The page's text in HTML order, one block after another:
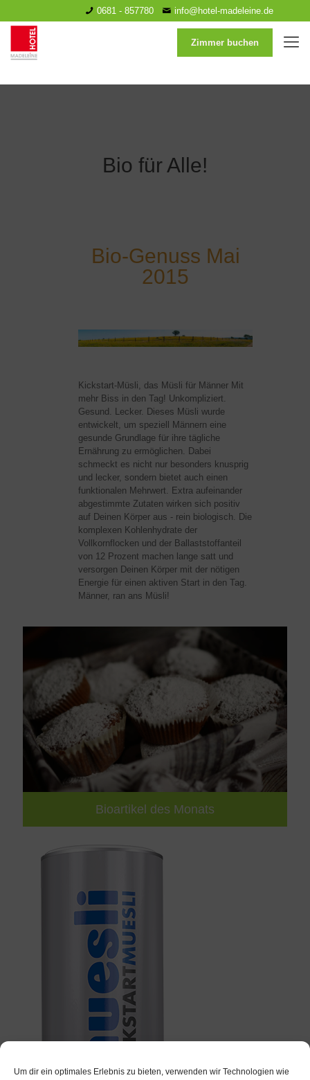
Um dir ein optimales Erlebnis zu bieten, verwenden wir Technologien wie
0681 - 857780 info@hotel-madeleine.de
Zimmer buchen
Bio für Alle!
Bio-Genuss Mai
2015
Kickstart-Müsli, das Müsli für Männer Mit
mehr Biss in den Tag! Unkompliziert.
Gesund. Lecker. Dieses Müsli wurde
entwickelt, um speziell Männern eine
gesunde Grundlage für ihre tägliche
Ernährung zu ermöglichen. Dabei
schmeckt es nicht nur besonders knusprig
und lecker, sondern bietet auch einen
funktionalen Mehrwert. Extra aufeinander
abgestimmte Zutaten wirken sich positiv
auf Deinen Körper aus - rein biologisch. Die
komplexen Kohlenhydrate der
Vollkornflocken und der Ballaststoffanteil
von 12 Prozent machen lange satt und
versorgen Deinen Körper mit der nötigen
Energie für einen aktiven Start in den Tag.
Männer, ran ans Müsli!
Bioartikel des Monats